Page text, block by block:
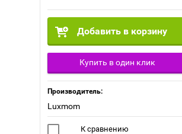
Добавить в корзину
Купить в один клик
Производитель:
Luxmom
К сравнению